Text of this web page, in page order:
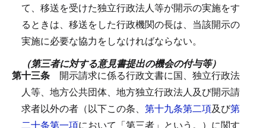
て、移送を受けた独立行政法人等が開示の実施をす
るときは、移送をした行政機関の長は、当該開示の
実施に必要な協力をしなければならない。
（第三者に対する意見書提出の機会の付与等）
第十三条 開示請求に係る行政文書に国、独立行政法
人等、地方公共団体、地方独立行政法人及び開示請
求者以外の者（以下この条、 第十九条第二項及び第
二十条第一項において「第三者」という。）に関す